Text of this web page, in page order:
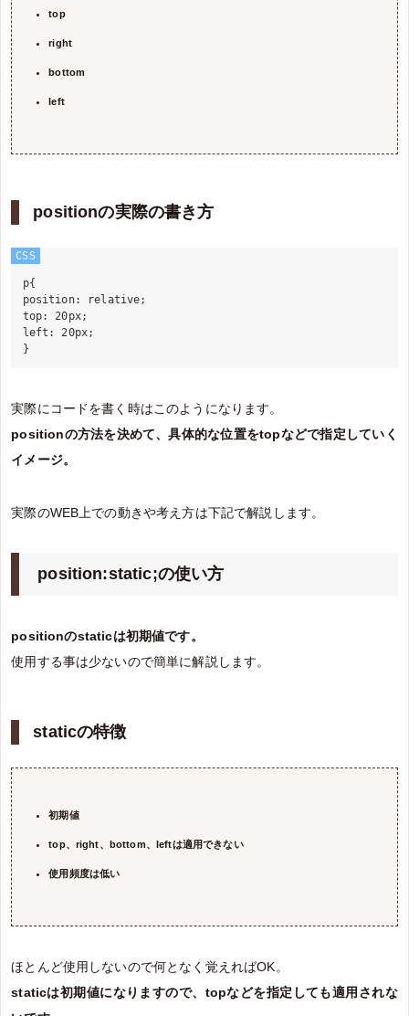
top
right
bottom
left
positionの実際の書き方
CSS
p{
position: relative;
top: 20px;
left: 20px;
実際にコードを書く時はこのようになります。
positionの方法を決めて、具体的な位置をtopなどで指定していく
イメージ。
実際のWEB上での動きや考え方は下記で解説します。
position:static;の使い方
positionのstaticは初期値です。
使用する事は少ないので簡単に解説します。
staticの特徴
初期値
top、right、bottom、leftは適用できない
使用頻度は低い
ほとんど使用しないので何となく覚えればOK。
staticは初期値になりますので、topなどを指定しても適用されな